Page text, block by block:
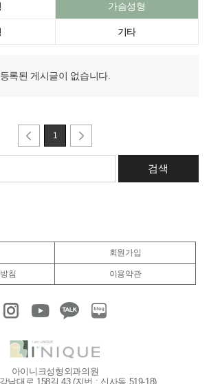
가슴성형
기타
등록된 게시글이 없습니다.
1
회원가입
침 이용약관
아이니크성형외과의원
남대로 158길 43 (지번 : 신사동 519-18)